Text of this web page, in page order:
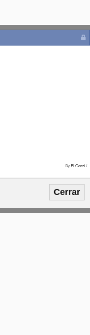
By ELGonzi /
Cerrar